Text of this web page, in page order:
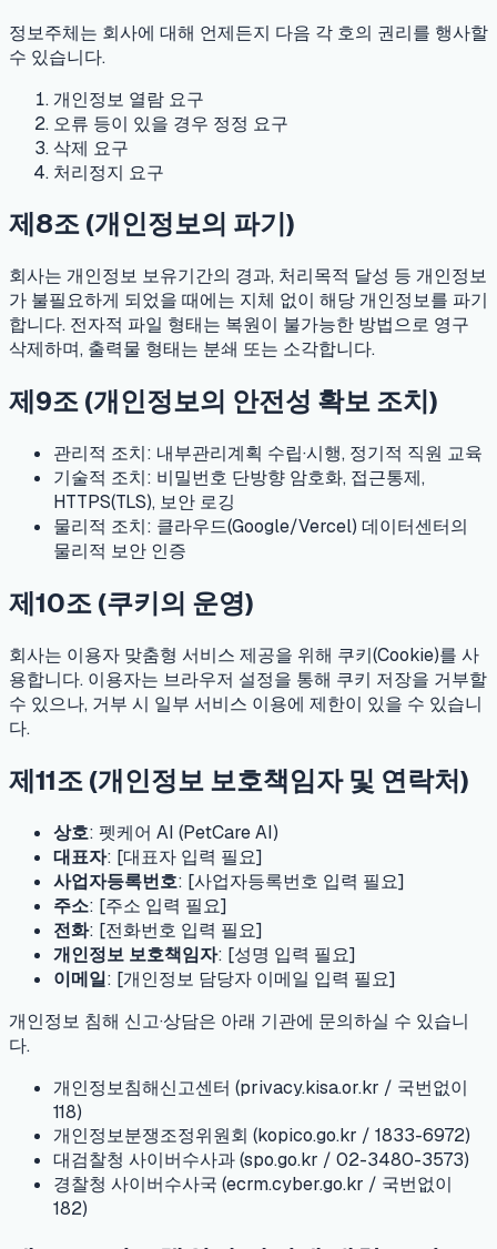
정보주체는 회사에 대해 언제든지 다음 각 호의 권리를 행사할
수 있습니다.
개인정보 열람 요구
오류 등이 있을 경우 정정 요구
삭제 요구
처리정지 요구
제8조 (개인정보의 파기)
회사는 개인정보 보유기간의 경과, 처리목적 달성 등 개인정보
가 불필요하게 되었을 때에는 지체 없이 해당 개인정보를 파기
합니다. 전자적 파일 형태는 복원이 불가능한 방법으로 영구
삭제하며, 출력물 형태는 분쇄 또는 소각합니다.
제9조 (개인정보의 안전성 확보 조치)
관리적 조치: 내부관리계획 수립·시행, 정기적 직원 교육
기술적 조치: 비밀번호 단방향 암호화, 접근통제,
HTTPS(TLS), 보안 로깅
물리적 조치: 클라우드(Google/Vercel) 데이터센터의
물리적 보안 인증
제10조 (쿠키의 운영)
회사는 이용자 맞춤형 서비스 제공을 위해 쿠키(Cookie)를 사
용합니다. 이용자는 브라우저 설정을 통해 쿠키 저장을 거부할
수 있으나, 거부 시 일부 서비스 이용에 제한이 있을 수 있습니
다.
제11조 (개인정보 보호책임자 및 연락처)
상호: 펫케어 AI (PetCare AI)
대표자: [대표자 입력 필요]
사업자등록번호: [사업자등록번호 입력 필요]
주소: [주소 입력 필요]
전화: [전화번호 입력 필요]
개인정보 보호책임자: [성명 입력 필요]
이메일: [개인정보 담당자 이메일 입력 필요]
개인정보 침해 신고·상담은 아래 기관에 문의하실 수 있습니
다.
개인정보침해신고센터 (privacy.kisa.or.kr / 국번없이
118)
개인정보분쟁조정위원회 (kopico.go.kr / 1833-6972)
대검찰청 사이버수사과 (spo.go.kr / 02-3480-3573)
경찰청 사이버수사국 (ecrm.cyber.go.kr / 국번없이
182)